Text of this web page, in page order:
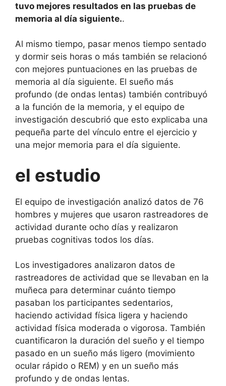
tuvo mejores resultados en las pruebas de
memoria al día siguiente..
Al mismo tiempo, pasar menos tiempo sentado
y dormir seis horas o más también se relacionó
con mejores puntuaciones en las pruebas de
memoria al día siguiente. El sueño más
profundo (de ondas lentas) también contribuyó
a la función de la memoria, y el equipo de
investigación descubrió que esto explicaba una
pequeña parte del vínculo entre el ejercicio y
una mejor memoria para el día siguiente.
el estudio
El equipo de investigación analizó datos de 76
hombres y mujeres que usaron rastreadores de
actividad durante ocho días y realizaron
pruebas cognitivas todos los días.
Los investigadores analizaron datos de
rastreadores de actividad que se llevaban en la
muñeca para determinar cuánto tiempo
pasaban los participantes sedentarios,
haciendo actividad física ligera y haciendo
actividad física moderada o vigorosa. También
cuantificaron la duración del sueño y el tiempo
pasado en un sueño más ligero (movimiento
ocular rápido o REM) y en un sueño más
profundo y de ondas lentas.